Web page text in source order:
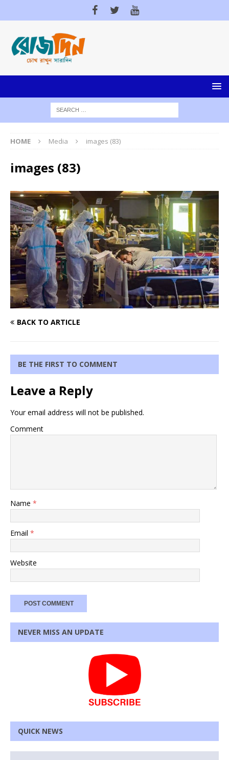
HOME Media images (83)
images (83)
BACK TO ARTICLE
BE THE FIRST TO COMMENT
Leave a Reply
Your email address will not be published.
Comment
Name *
Email *
Website
NEVER MISS AN UPDATE
QUICK NEWS